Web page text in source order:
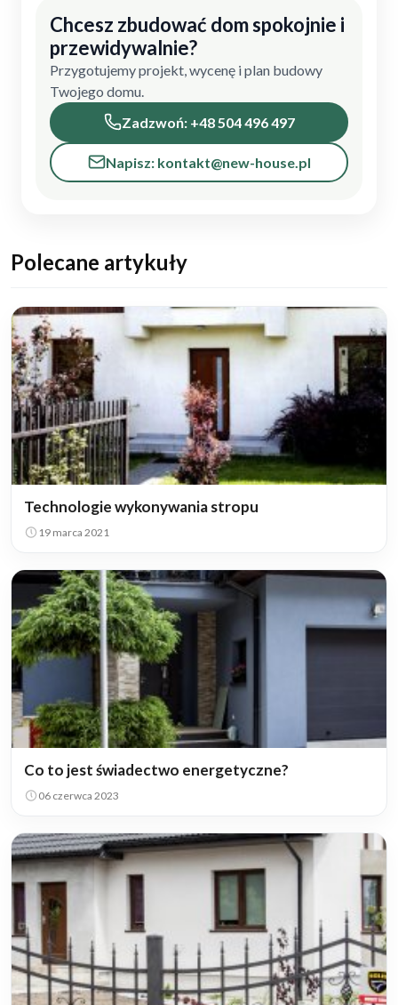
Chcesz zbudować dom spokojnie i
przewidywalnie?
Przygotujemy projekt, wycenę i plan budowy
Twojego domu.
Zadzwoń: +48 504 496 497
Napisz: kontakt@new-house.pl
Polecane artykuły
Technologie wykonywania stropu
19 marca 2021
Co to jest świadectwo energetyczne?
06 czerwca 2023